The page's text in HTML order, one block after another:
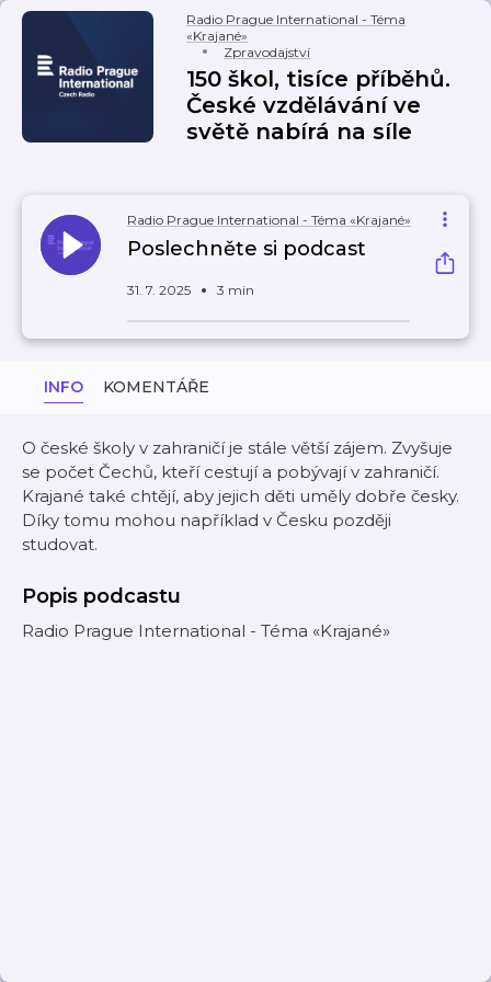
Radio Prague International - Téma
«Krajané»
Zpravodajství
150 škol, tisíce příběhů.
České vzdělávání ve
světě nabírá na síle
Radio Prague International - Téma «Krajané»
Poslechněte si podcast
31. 7. 2025 3 min
INFO KOMENTÁŘE
O české školy v zahraničí je stále větší zájem. Zvyšuje
se počet Čechů, kteří cestují a pobývají v zahraničí.
Krajané také chtějí, aby jejich děti uměly dobře česky.
Díky tomu mohou například v Česku později
studovat.
Popis podcastu
Radio Prague International - Téma «Krajané»